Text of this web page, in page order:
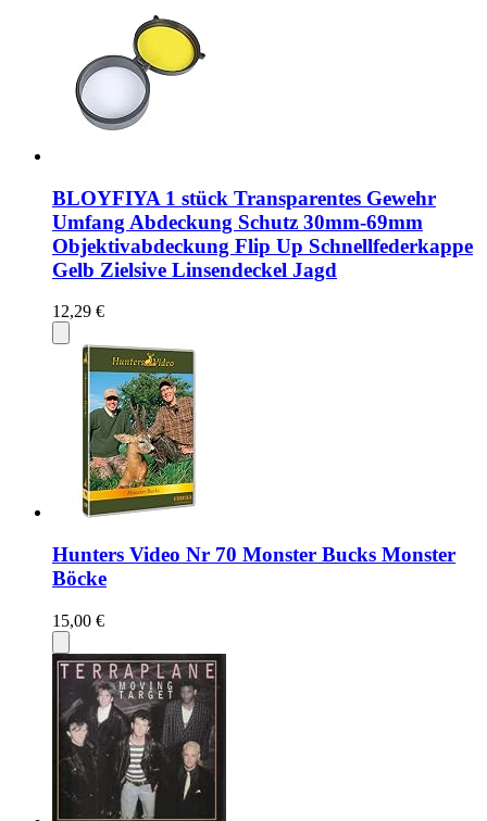
BLOYFIYA 1 stück Transparentes Gewehr
Umfang Abdeckung Schutz 30mm-69mm
Objektivabdeckung Flip Up Schnellfederkappe
Gelb Zielsive Linsendeckel Jagd
12,29 €
Hunters Video Nr 70 Monster Bucks Monster
Böcke
15,00 €